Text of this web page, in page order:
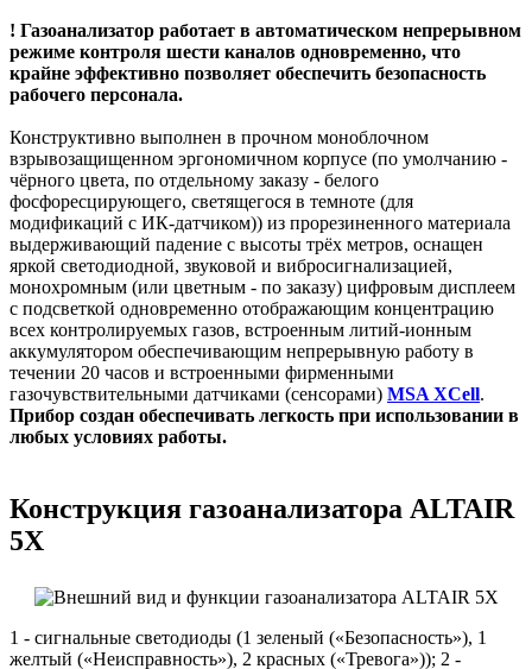
! Газоанализатор работает в автоматическом непрерывном
режиме контроля шести каналов одновременно, что
крайне эффективно позволяет обеспечить безопасность
рабочего персонала.
Конструктивно выполнен в прочном моноблочном
взрывозащищенном эргономичном корпусе (по умолчанию -
чёрного цвета, по отдельному заказу - белого
фосфоресцирующего, светящегося в темноте (для
модификаций с ИК-датчиком)) из прорезиненного материала
выдерживающий падение с высоты трёх метров, оснащен
яркой светодиодной, звуковой и вибросигнализацией,
монохромным (или цветным - по заказу) цифровым дисплеем
с подсветкой одновременно отображающим концентрацию
всех контролируемых газов, встроенным литий-ионным
аккумулятором обеспечивающим непрерывную работу в
течении 20 часов и встроенными фирменными
газочувствительными датчиками (сенсорами) MSA XCell.
Прибор создан обеспечивать легкость при использовании в
любых условиях работы.
Конструкция газоанализатора ALTAIR
5X
1 - сигнальные светодиоды (1 зеленый («Безопасность»), 1
желтый («Неисправность»), 2 красных («Тревога»)); 2 -